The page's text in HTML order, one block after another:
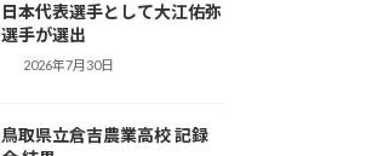
日本代表選手として大江佑弥
選手が選出
2026年7月30日
鳥取県立倉吉農業高校 記録